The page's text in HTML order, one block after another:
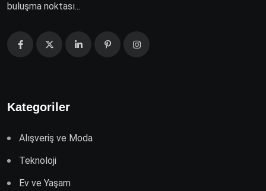
buluşma noktası...
Kategoriler
Alışveriş ve Moda
Teknoloji
Ev ve Yaşam